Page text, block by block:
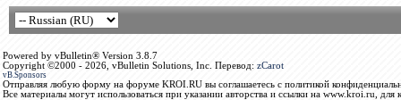
Powered by vBulletin® Version 3.8.7
Copyright ©2000 - 2026, vBulletin Solutions, Inc. Перевод: zCarot
vB.Sponsors
Отправляя любую форму на форуме KROI.RU вы соглашаетесь с политикой
Все материалы могут использоваться при указании авторства и ссылки на www.kroi.ru, для